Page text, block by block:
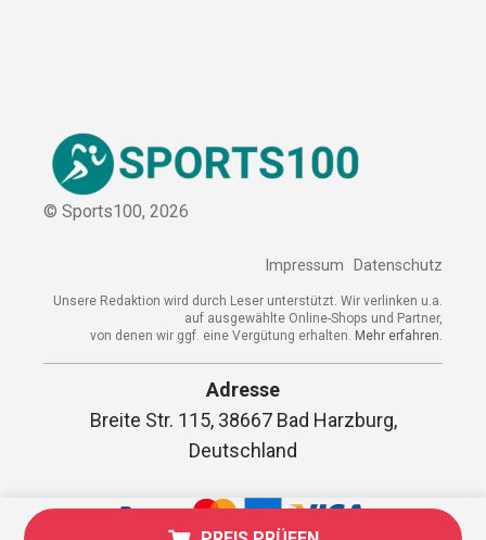
© Sports100,2026
Unsere Redaktion wird durch Leser unterstützt. Wir verlinken
von denen wir ggf. eine Vergütung erhalten.Mehr erfahren.
Breite Str. 115, 38667 Bad Harzburg,